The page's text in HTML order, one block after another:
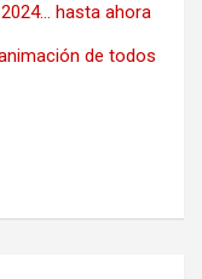
hasta ahora
de todos